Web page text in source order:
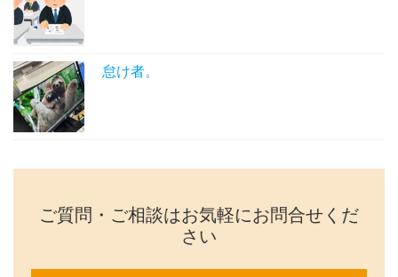
怠け者。
ご質問・ご相談はお気軽にお問合せくだ
さい